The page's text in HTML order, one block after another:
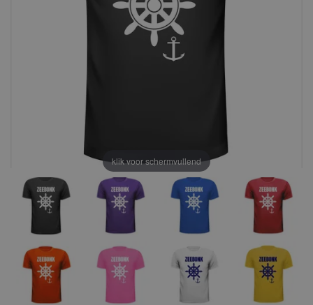
klik voor schermvullend